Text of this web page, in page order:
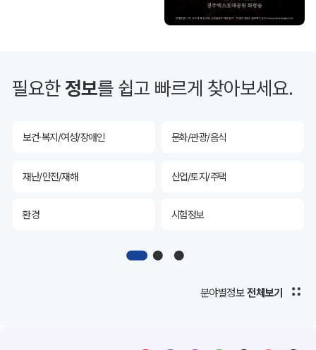
필요한정보를 쉽고 빠르게 찾아보세요.
공공데이터&통계
산림 해양/수산
보건·복지/여성/장애인 문화/관광/음식
재난/안전/재해 산업/토지/주택
환경 시험정보
디지털아카이브
공공데이터&통계
분야별정보 전체보기